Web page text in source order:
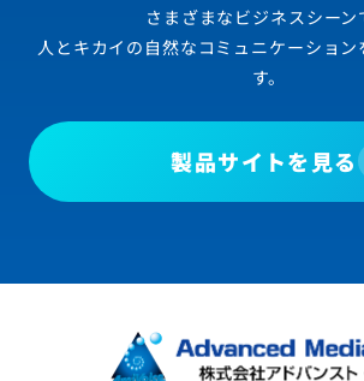
さまざまなビジネスシーン
人とキカイの自然なコミュニケーショ
す。
製品サイトを見る